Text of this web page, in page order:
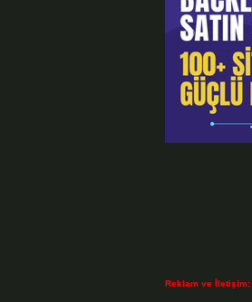
Reklam ve İletişim: